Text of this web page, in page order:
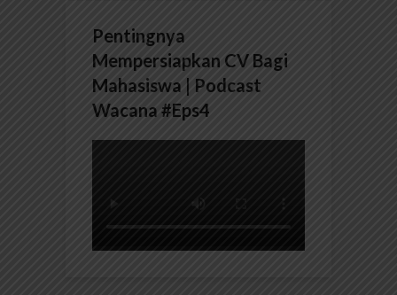
Pentingnya
Mempersiapkan CV Bagi
Mahasiswa | Podcast
Wacana #Eps4